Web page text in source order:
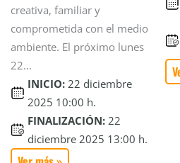
creativa, familiar y
comprometida con el medio
ambiente. El próximo lunes
22...
INICIO: 22 diciembre
2025 10:00 h.
FINALIZACIÓN: 22
diciembre 2025 13:00 h.